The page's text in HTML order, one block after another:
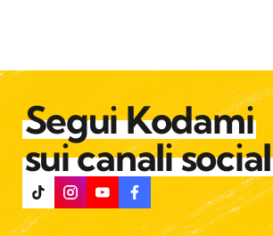
Segui Kodami
sui canali social